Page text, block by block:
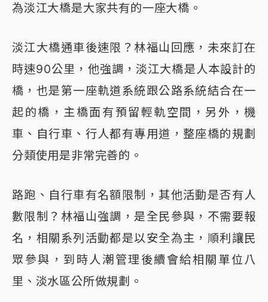
為淡江大橋是大家共有的一座大橋。
淡江大橋通車後速限？林福山回應，未來訂在
時速90公里，他強調，淡江大橋是人本設計的
橋，也是第一座軌道系統跟公路系統結合在一
起的橋，主橋面有預留輕軌空間，另外，機
車、自行車、行人都有專用道，整座橋的規劃
分類使用是非常完善的。
路跑、自行車有名額限制，其他活動是否有人
數限制？林福山強調，是全民參與，不需要報
名，相關系列活動都是以安全為主，順利讓民
眾參與，到時人潮管理後續會給相關單位八
里、淡水區公所做規劃。